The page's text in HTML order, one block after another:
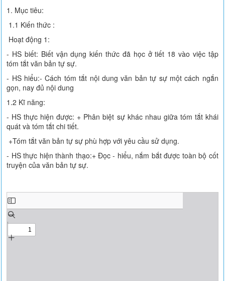
1. Mục tiêu:
1.1 Kiến thức :
Hoạt động 1:
- HS biết: Biết vận dụng kiến thức đã học ở tiết 18 vào việc tập
tóm tắt văn bản tự sự.
- HS hiểu:- Cách tóm tắt nội dung văn bản tự sự một cách ngắn
gọn, nay đủ nội dung
1.2 Kĩ năng:
- HS thực hiện được: + Phân biệt sự khác nhau giữa tóm tắt khái
quát và tóm tắt chi tiết.
+Tóm tắt văn bản tự sự phù hợp với yêu cầu sử dụng.
- HS thực hiện thành thạo:+ Đọc - hiểu, nắm bắt được toàn bộ cốt
truyện của văn bản tự sự.